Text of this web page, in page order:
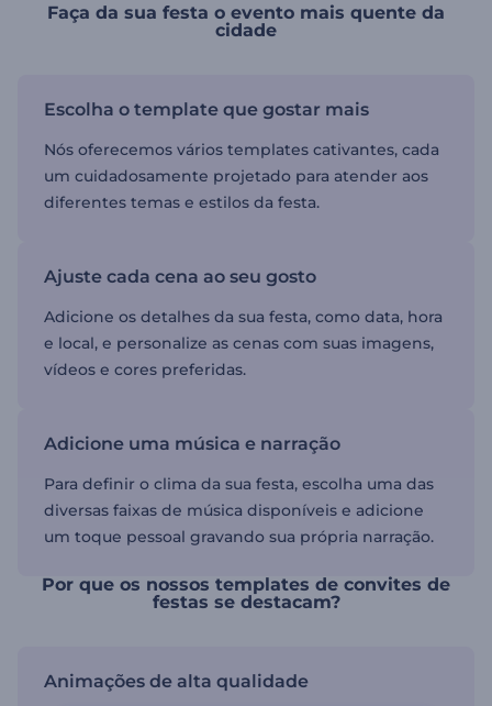
Faça da sua festa o evento mais quente da
cidade
Escolha o template que gostar mais
Nós oferecemos vários templates cativantes, cada
um cuidadosamente projetado para atender aos
diferentes temas e estilos da festa.
Ajuste cada cena ao seu gosto
Adicione os detalhes da sua festa, como data, hora
e local, e personalize as cenas com suas imagens,
vídeos e cores preferidas.
Adicione uma música e narração
Para definir o clima da sua festa, escolha uma das
diversas faixas de música disponíveis e adicione
um toque pessoal gravando sua própria narração.
Por que os nossos templates de convites de
festas se destacam?
Animações de alta qualidade